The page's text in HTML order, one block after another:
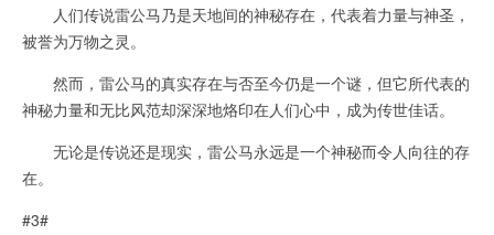
人们传说雷公马乃是天地间的神秘存在，代表着力量与神圣，
被誉为万物之灵。
然而，雷公马的真实存在与否至今仍是一个谜，但它所代表的
神秘力量和无比风范却深深地烙印在人们心中，成为传世佳话。
无论是传说还是现实，雷公马永远是一个神秘而令人向往的存
在。
#3#